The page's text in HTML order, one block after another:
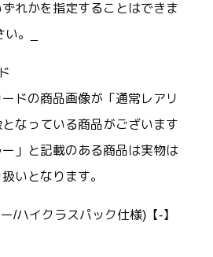
れかを指定することはできま
。_
ドの商品画像が「通常レアリ
なっている商品がございます
」と記載のある商品は実物は
いとなります。
/ハイクラスパック仕様)【-】